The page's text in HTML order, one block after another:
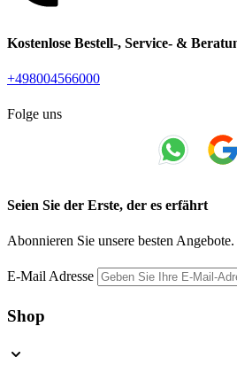
Kostenlose Bestell-, Service- &
+498004566000
Folge uns
Seien Sie der Erste, der es erfährt
Abonnieren Sie unsere besten Angebote.
E-Mail Adresse
Shop